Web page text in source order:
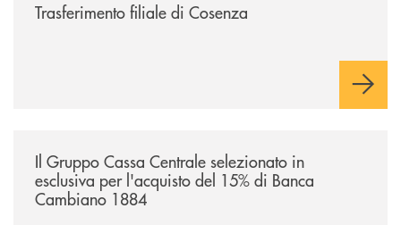
Trasferimento filiale di Cosenza
Il Gruppo Cassa Centrale selezionato in
esclusiva per l'acquisto del 15% di Banca
Cambiano 1884